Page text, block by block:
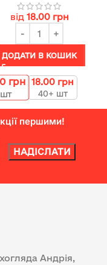
від 18.00 грн
ДОДАТИ В КОШИК
грн
шт
18.00 грн
40+ шт
першими!
Андрія,